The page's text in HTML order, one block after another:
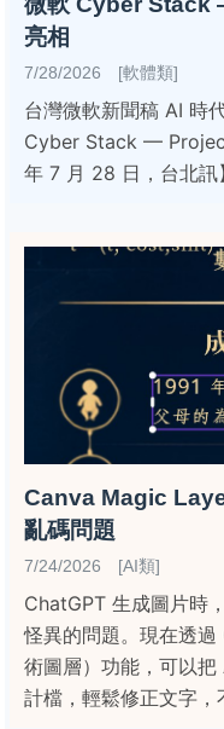
亮相
7/28/2026 [軟體類]
台灣微軟新聞稿 AI 時
Cyber Stack —
年 7 月 28 日，台北訊
Canva Magic
亂碼問題
7/24/2026 [AI類]
ChatGPT 生成圖片時
怪異的問題。現在透
術圖層）功能，可以
計檔，輕鬆修正文字，